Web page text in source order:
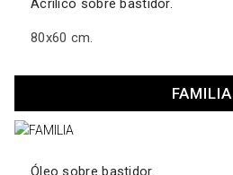
Acrílico sobre bastidor.
80x60 cm.
FAMILIA
Óleo sobre bastidor.